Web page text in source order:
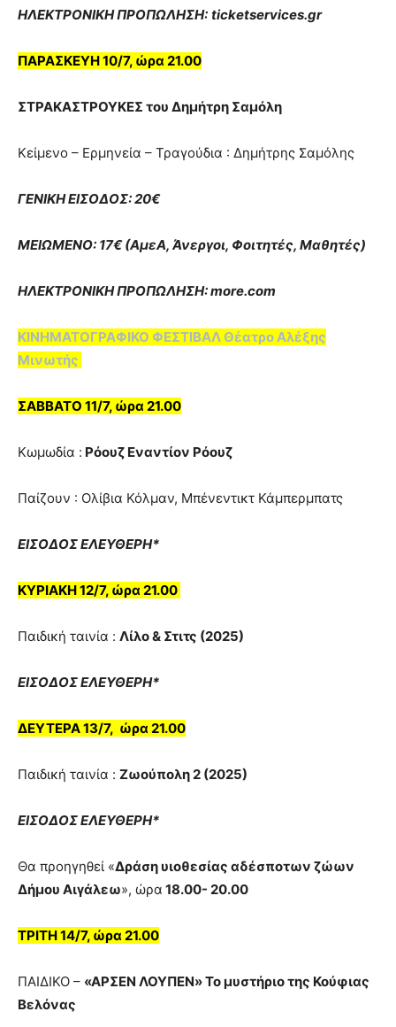
ΗΛΕΚΤΡΟΝΙΚΗ ΠΡΟΠΩΛΗΣΗ: ticketservices.gr
ΠΑΡΑΣΚΕΥΗ 10/7, ώρα 21.00
ΣΤΡΑΚΑΣΤΡΟΥΚΕΣ του Δημήτρη Σαμόλη
Κείμενο – Ερμηνεία – Τραγούδια : Δημήτρης Σαμόλης
ΓΕΝΙΚΗ ΕΙΣΟΔΟΣ: 20€
ΜΕΙΩΜΕΝΟ: 17€ (ΑμεΑ, Άνεργοι, Φοιτητές, Μαθητές)
ΗΛΕΚΤΡΟΝΙΚΗ ΠΡΟΠΩΛΗΣΗ: more.com
ΚΙΝΗΜΑΤΟΓΡΑΦΙΚΟ ΦΕΣΤΙΒΑΛ Θέατρο Αλέξης
Μινωτής
ΣΑΒΒΑΤΟ 11/7, ώρα 21.00
Κωμωδία : Ρόουζ Εναντίον Ρόουζ
Παίζουν : Ολίβια Κόλμαν, Μπένεντικτ Κάμπερμπατς
ΕΙΣΟΔΟΣ ΕΛΕΥΘΕΡΗ*
ΚΥΡΙΑΚΗ 12/7, ώρα 21.00
Παιδική ταινία : Λίλο & Στιτς (2025)
ΕΙΣΟΔΟΣ ΕΛΕΥΘΕΡΗ*
ΔΕΥΤΕΡΑ 13/7, ώρα 21.00
Παιδική ταινία : Ζωούπολη 2 (2025)
ΕΙΣΟΔΟΣ ΕΛΕΥΘΕΡΗ*
Θα προηγηθεί «Δράση υιοθεσίας αδέσποτων ζώων
Δήμου Αιγάλεω», ώρα 18.00- 20.00
ΤΡΙΤΗ 14/7, ώρα 21.00
ΠΑΙΔΙΚΟ – «ΑΡΣΕΝ ΛΟΥΠΕΝ» Το μυστήριο της Κούφιας
Βελόνας